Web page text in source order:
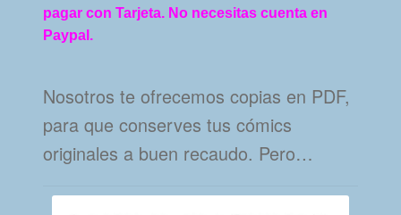
pagar con Tarjeta. No necesitas cuenta en
Paypal.
Nosotros te ofrecemos copias en PDF,
para que conserves tus cómics
originales a buen recaudo. Pero…